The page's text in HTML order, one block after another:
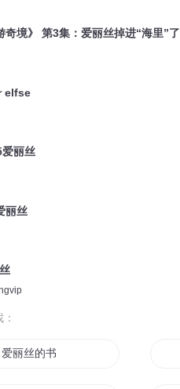
奇境》 第3集：爱丽丝掉进“海里”了
elfse
丽丝
丽丝
爱丽丝的书架